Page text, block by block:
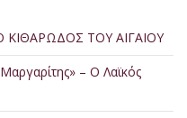
ΤΟΥ ΑΙΓΑΙΟΥ
– Ο Λαϊκός